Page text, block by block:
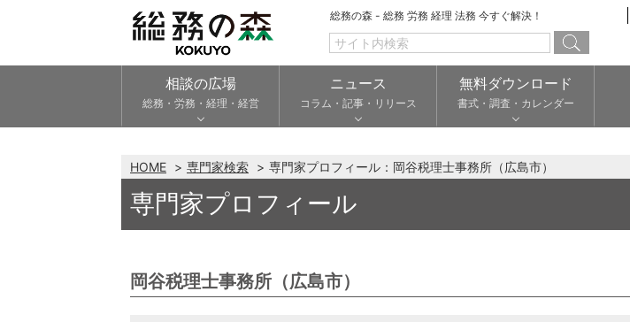
総務の森 - 総務 労務 経理 法務 今すぐ解決！
相談の広場
総務・労務・経理・経営
ニュース
コラム・記事・リリース
無料ダウンロード
書式・調査・カレンダー
HOME 専門家検索 専門家プロフィール：岡谷税理士事務所（広島市）
専門家プロフィール
岡谷税理士事務所（広島市）